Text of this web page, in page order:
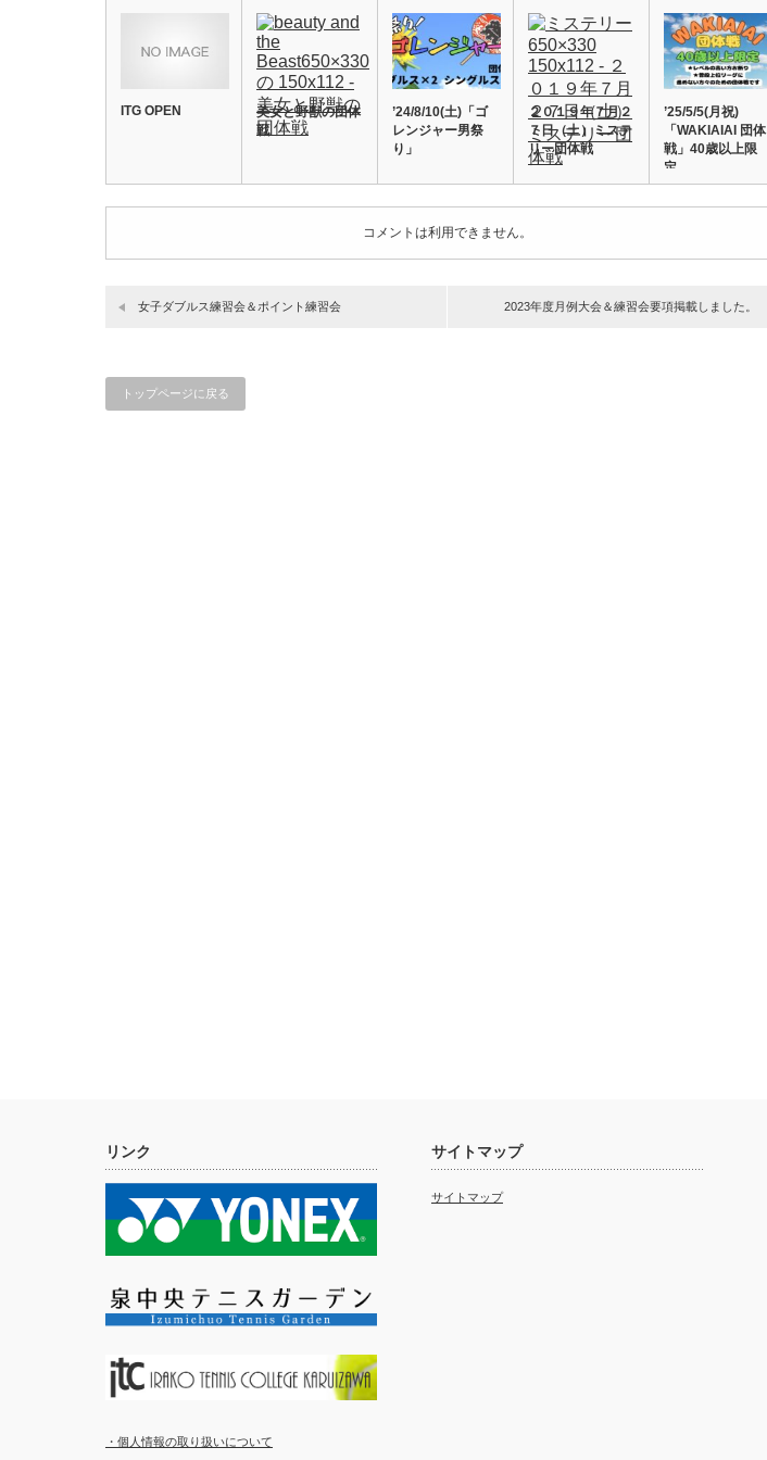
ITG OPEN
美女と野獣の団体
戦
’24/8/10(土)「ゴ
レンジャー男祭
り」
２０１９年７月２
７日（土）ミステ
リー団体戦
’25/5/5(月祝)
「WAKIAIAI 団体
戦」40歳以上限
定…
コメントは利用できません。
女子ダブルス練習会＆ポイント練習会 2023年度月例大会＆練習会要項掲載しました。
トップページに戻る
リンク
・個人情報の取り扱いについて
サイトマップ
サイトマップ